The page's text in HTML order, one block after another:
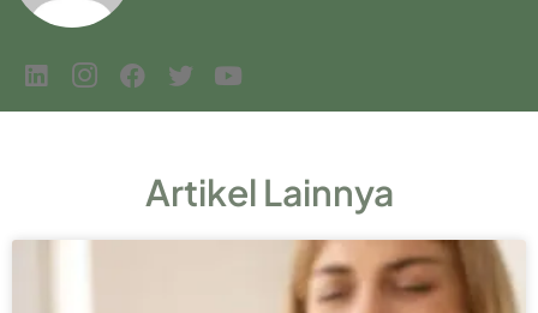
Artikel Lainnya